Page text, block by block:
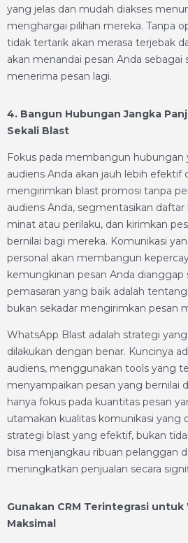
yang jelas dan mudah diakses
menghargai pilihan mereka. Tanpa
tidak tertarik akan merasa terjebak
akan menandai pesan Anda sebagai
menerima pesan lagi.
4. Bangun Hubungan Jangka
Sekali Blast
Fokus pada membangun hubungan
audiens Anda akan jauh lebih efektif
mengirimkan blast promosi tanpa
audiens Anda, segmentasikan
minat atau perilaku, dan kirimkan
bernilai bagi mereka. Komunikasi
personal akan membangun
kemungkinan pesan Anda dianggap
pemasaran yang baik adalah
bukan sekadar mengirimkan pesan
WhatsApp Blast adalah strategi
dilakukan dengan benar. Kuncinya
audiens, menggunakan tools yang
menyampaikan pesan yang bernilai
hanya fokus pada kuantitas pesan
utamakan kualitas komunikasi yang
strategi blast yang efektif, bukan
bisa menjangkau ribuan pelanggan
meningkatkan penjualan secara
Gunakan CRM Terintegrasi
Maksimal